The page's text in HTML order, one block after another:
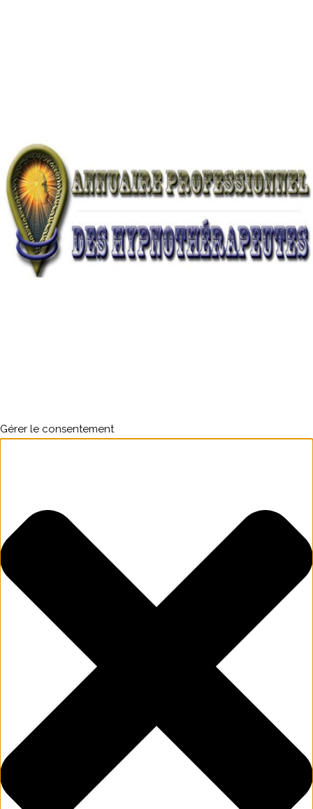
Gérer le consentement